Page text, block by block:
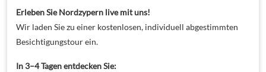
Erleben Sie Nordzypern live mit uns!
Wir laden Sie zu einer kostenlosen, individuell abgestimmten
Besichtigungstour ein.
In 3–4 Tagen entdecken Sie: